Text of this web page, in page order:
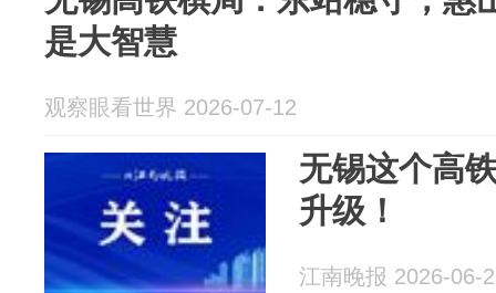
是大智慧
观察眼看世界 2026-07-12
无锡这个高
升级！
江南晚报 2026-06-